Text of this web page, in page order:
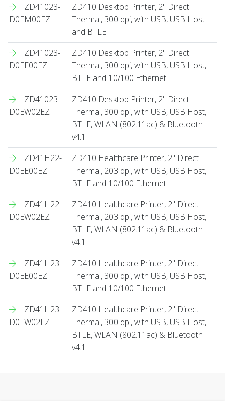
ZD41023-
D0EM00EZ
ZD410 Desktop Printer, 2" Direct
Thermal, 300 dpi, with USB, USB Host
and BTLE
ZD41023-
D0EE00EZ
ZD410 Desktop Printer, 2" Direct
Thermal, 300 dpi, with USB, USB Host,
BTLE and 10/100 Ethernet
ZD41023-
D0EW02EZ
ZD410 Desktop Printer, 2" Direct
Thermal, 300 dpi, with USB, USB Host,
BTLE, WLAN (802.11ac) & Bluetooth
v4.1
ZD41H22-
D0EE00EZ
ZD410 Healthcare Printer, 2" Direct
Thermal, 203 dpi, with USB, USB Host,
BTLE and 10/100 Ethernet
ZD41H22-
D0EW02EZ
ZD410 Healthcare Printer, 2" Direct
Thermal, 203 dpi, with USB, USB Host,
BTLE, WLAN (802.11ac) & Bluetooth
v4.1
ZD41H23-
D0EE00EZ
ZD410 Healthcare Printer, 2" Direct
Thermal, 300 dpi, with USB, USB Host,
BTLE and 10/100 Ethernet
ZD41H23-
D0EW02EZ
ZD410 Healthcare Printer, 2" Direct
Thermal, 300 dpi, with USB, USB Host,
BTLE, WLAN (802.11ac) & Bluetooth
v4.1